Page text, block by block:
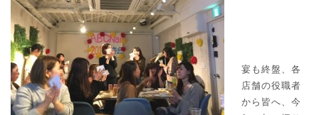
宴も終盤、各
店舗の役職者
から皆へ、今